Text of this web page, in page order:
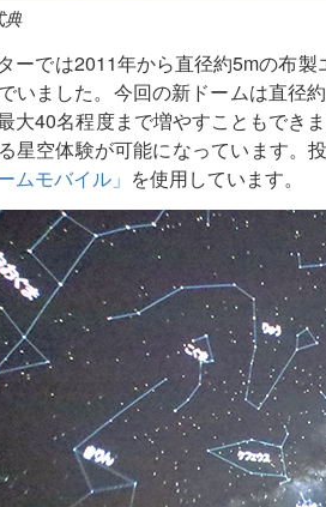
典
ーでは2011年から直径約5mの布
いました。今回の新ドームは直径
大40名程度まで増やすこともでき
星空体験が可能になっています。
ムモバイル」 を使用しています。